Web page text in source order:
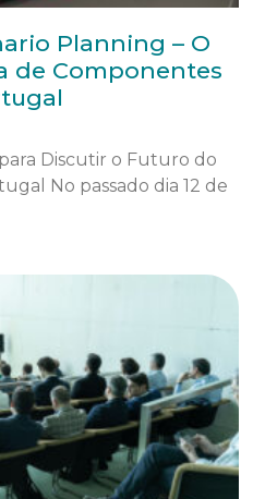
Planning – O
de Componentes
Discutir o Futuro do
No passado dia 12 de